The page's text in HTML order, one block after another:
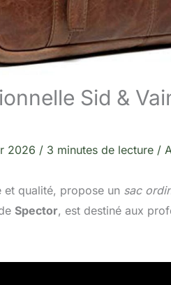
Sid &
2026 / 3 minutes de lecture /
et qualité, propose un sac
Spector, est destiné aux